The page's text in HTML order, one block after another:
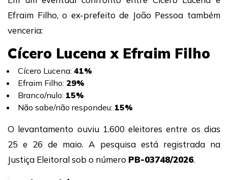
Efraim Filho, o ex-prefeito de João Pessoa também
venceria:
Cícero Lucena x Efraim Filho
Cícero Lucena: 41%
Efraim Filho: 29%
Branco/nulo: 15%
Não sabe/não respondeu: 15%
O levantamento ouviu 1.600 eleitores entre os dias
25 e 26 de maio. A pesquisa está registrada na
Justiça Eleitoral sob o número PB-03748/2026.